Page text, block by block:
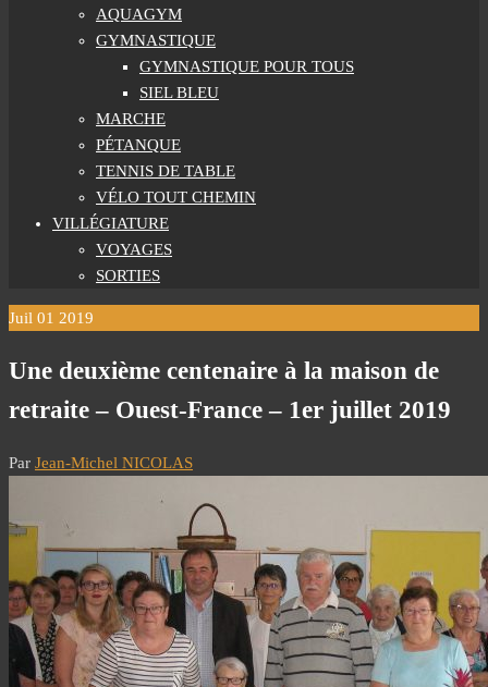
AQUAGYM
GYMNASTIQUE
GYMNASTIQUE POUR TOUS
SIEL BLEU
MARCHE
PÉTANQUE
TENNIS DE TABLE
VÉLO TOUT CHEMIN
VILLÉGIATURE
VOYAGES
SORTIES
Juil 01 2019
Une deuxième centenaire à la maison de
retraite – Ouest-France – 1er juillet 2019
Par Jean-Michel NICOLAS